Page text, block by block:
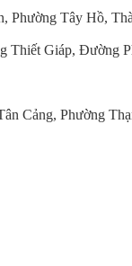
Phường Tây Hồ,
Giáp, Đường
Cảng, Phường